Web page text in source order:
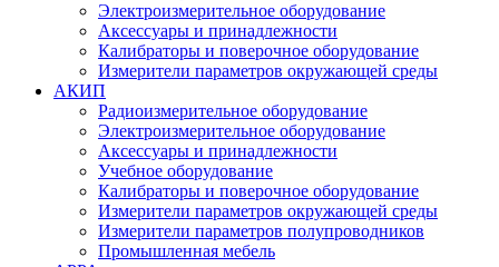
Электроизмерительное оборудование
Аксессуары и принадлежности
Калибраторы и поверочное оборудование
Измерители параметров окружающей среды
АКИП
Радиоизмерительное оборудование
Электроизмерительное оборудование
Аксессуары и принадлежности
Учебное оборудование
Калибраторы и поверочное оборудование
Измерители параметров окружающей среды
Измерители параметров полупроводников
Промышленная мебель